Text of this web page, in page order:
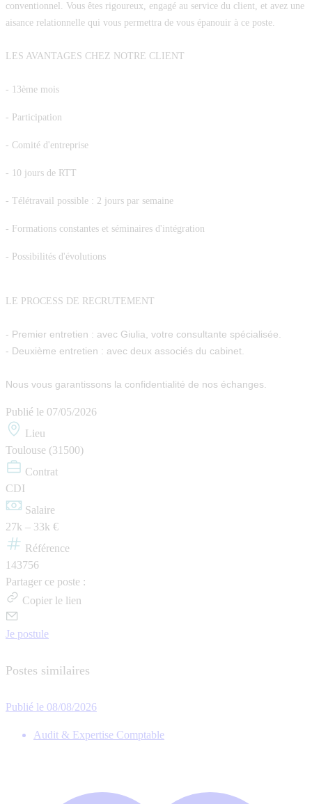
conventionnel. Vous êtes rigoureux, engagé au service du client, et avez une
aisance relationnelle qui vous permettra de vous épanouir à ce poste.
LES AVANTAGES CHEZ NOTRE CLIENT
- 13ème mois
- Participation
- Comité d'entreprise
- 10 jours de RTT
- Télétravail possible : 2 jours par semaine
- Formations constantes et séminaires d'intégration
- Possibilités d'évolutions
LE PROCESS DE RECRUTEMENT
- Premier entretien : avec Giulia, votre consultante spécialisée.
- Deuxième entretien : avec deux associés du cabinet.
Nous vous garantissons la confidentialité de nos échanges.
Publié le 07/05/2026
Lieu
Toulouse (31500)
Contrat
CDI
Salaire
27k – 33k €
Référence
143756
Partager ce poste :
Copier le lien
Je postule
Postes similaires
Publié le 08/08/2026
Audit & Expertise Comptable